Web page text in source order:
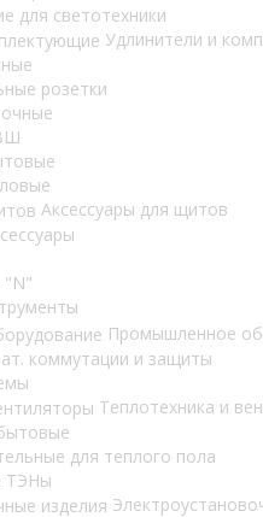
для светотехники
Удлинители и
розетки
Аксессуары для щитов
"N"
Промышленное
коммутации и защиты
Теплотехника и
для теплого пола
ТЭНы